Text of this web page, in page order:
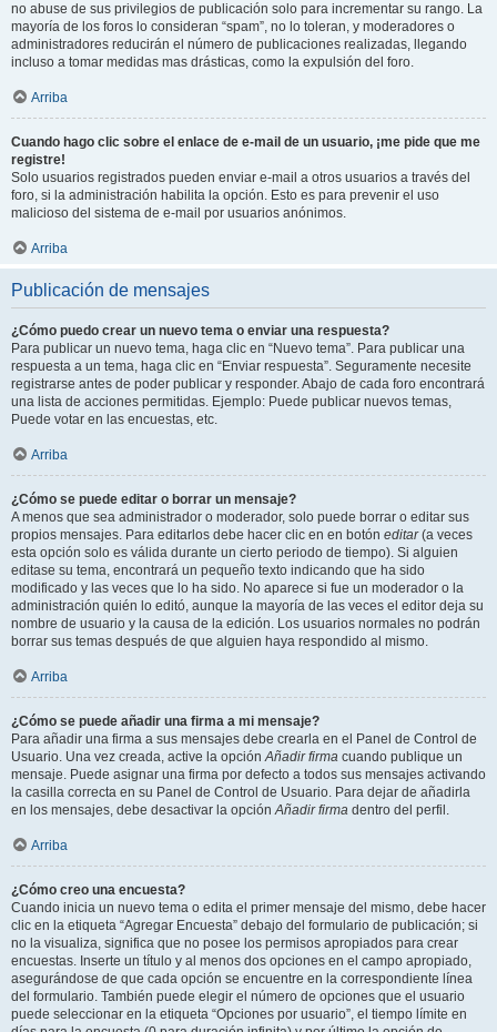
no abuse de sus privilegios de publicación solo para incrementar su rango. La
mayoría de los foros lo consideran “spam”, no lo toleran, y moderadores o
administradores reducirán el número de publicaciones realizadas, llegando
incluso a tomar medidas mas drásticas, como la expulsión del foro.
Arriba
Cuando hago clic sobre el enlace de e-mail de un usuario, ¡me pide que me
registre!
Solo usuarios registrados pueden enviar e-mail a otros usuarios a través del
foro, si la administración habilita la opción. Esto es para prevenir el uso
malicioso del sistema de e-mail por usuarios anónimos.
Arriba
Publicación de mensajes
¿Cómo puedo crear un nuevo tema o enviar una respuesta?
Para publicar un nuevo tema, haga clic en “Nuevo tema”. Para publicar una
respuesta a un tema, haga clic en “Enviar respuesta”. Seguramente necesite
registrarse antes de poder publicar y responder. Abajo de cada foro encontrará
una lista de acciones permitidas. Ejemplo: Puede publicar nuevos temas,
Puede votar en las encuestas, etc.
Arriba
¿Cómo se puede editar o borrar un mensaje?
A menos que sea administrador o moderador, solo puede borrar o editar sus
propios mensajes. Para editarlos debe hacer clic en en botón editar(a veces
esta opción solo es válida durante un cierto periodo de tiempo). Si alguien
editase su tema, encontrará un pequeño texto indicando que ha sido
modificado y las veces que lo ha sido. No aparece si fue un moderador o la
administración quién lo editó, aunque la mayoría de las veces el editor deja su
nombre de usuario y la causa de la edición. Los usuarios normales no podrán
borrar sus temas después de que alguien haya respondido al mismo.
Arriba
¿Cómo se puede añadir una firma a mi mensaje?
Para añadir una firma a sus mensajes debe crearla en el Panel de Control de
Usuario. Una vez creada, active la opciónAñadir firma cuando publique un
mensaje. Puede asignar una firma por defecto a todos sus mensajes activando
la casilla correcta en su Panel de Control de Usuario. Para dejar de añadirla
en los mensajes, debe desactivar la opciónAñadir firma dentro del perfil.
Arriba
¿Cómo creo una encuesta?
Cuando inicia un nuevo tema o edita el primer mensaje del mismo, debe hacer
clic en la etiqueta “Agregar Encuesta” debajo del formulario de publicación; si
no la visualiza, significa que no posee los permisos apropiados para crear
encuestas. Inserte un título y al menos dos opciones en el campo apropiado,
asegurándose de que cada opción se encuentre en la correspondiente línea
del formulario. También puede elegir el número de opciones que el usuario
puede seleccionar en la etiqueta “Opciones por usuario”, el tiempo límite en